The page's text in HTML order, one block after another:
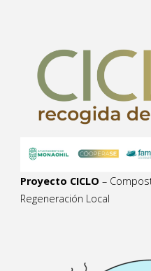
Proyecto CICLO –
Regeneración Local